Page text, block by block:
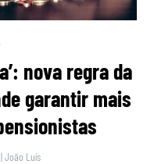
nova regra da
garantir mais
|João Luís